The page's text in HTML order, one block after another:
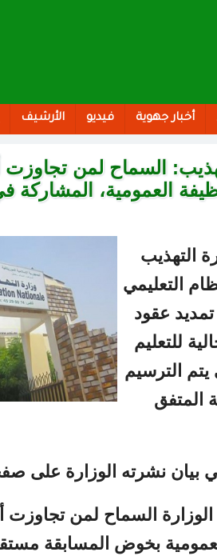
أخبار جهوية فيديو الأرشيف
السماح لمن
العمومية، المشاركة
التهذيب
التعليمي
عقود
للتعليم
يتم الترسيم
المتفق
بيان نشرته الوزارة على
السماح لمن
بخوض المسابقة